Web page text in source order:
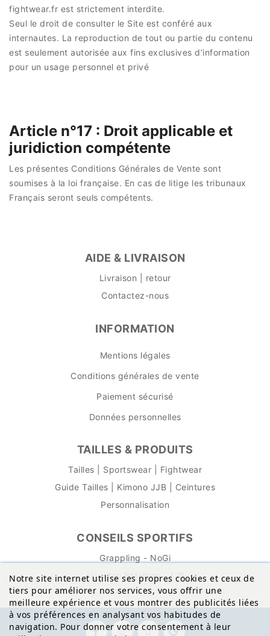
fightwear.fr est strictement interdite.
Seul le droit de consulter le Site est conféré aux
internautes. La reproduction de tout ou partie du contenu
est seulement autorisée aux fins exclusives d’information
pour un usage personnel et privé
Article n°17 : Droit applicable et
juridiction compétente
Les présentes Conditions Générales de Vente sont
soumises à la loi française. En cas de litige les tribunaux
Français seront seuls compétents.
AIDE & LIVRAISON
Livraison | retour
Contactez-nous
INFORMATION
Mentions légales
Conditions générales de vente
Paiement sécurisé
Données personnelles
TAILLES & PRODUITS
Tailles | Sportswear | Fightwear
Guide Tailles | Kimono JJB | Ceintures
Personnalisation
CONSEILS SPORTIFS
Grappling - NoGi
Jiu-Jitsu Brésilien - JJB
Notre site internet utilise ses propres cookies et ceux de
tiers pour améliorer nos services, vous offrir une
meilleure expérience et vous montrer des publicités liées
à vos préférences en analysant vos habitudes de
navigation. Pour donner votre consentement à leur